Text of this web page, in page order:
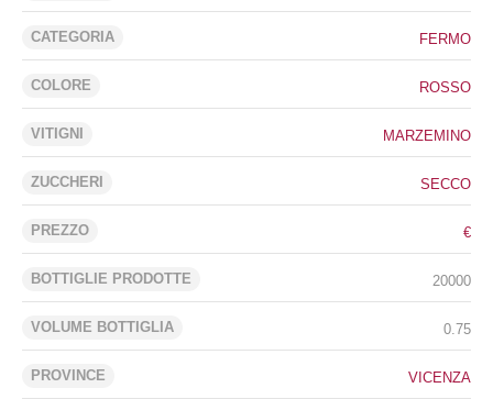
CATEGORIA FERMO
COLORE ROSSO
VITIGNI MARZEMINO
ZUCCHERI SECCO
PREZZO €
BOTTIGLIE PRODOTTE 20000
VOLUME BOTTIGLIA 0.75
PROVINCE VICENZA